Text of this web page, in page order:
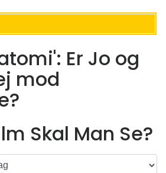
Er Jo og
mod
Skal Man Se?